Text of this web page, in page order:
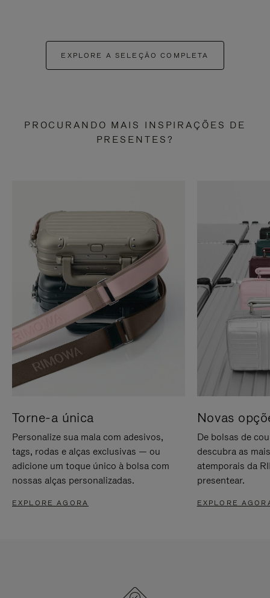
EXPLORE A SELEÇÃO COMPLETA
PROCURANDO MAIS INSPIRAÇÕES DE
PRESENTES?
Torne-a única
Personalize sua mala com adesivos,
tags, rodas e alças exclusivas — ou
adicione um toque único à bolsa com
nossas alças personalizadas.
EXPLORE AGORA
Novas
De bolsas de
descubra as
atemporais da
presentear.
EXPLORE